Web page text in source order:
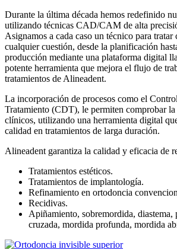
Durante la última década hemos redefinido
utilizando técnicas CAD/CAM de alta
Asignamos a cada caso un técnico para
cualquier cuestión, desde la planificación
producción mediante una plataforma digital
potente herramienta que mejora el flujo de
tratamientos de Alineadent.
La incorporación de procesos como el
Tratamiento (CDT), le permiten comprobar
clínicos, utilizando una herramienta digital
calidad en tratamientos de larga duración.
Alineadent garantiza la calidad y eficacia de
Tratamientos estéticos.
Tratamientos de implantología.
Refinamiento en ortodoncia
Recidivas.
Apiñamiento, sobremordida, diastema,
cruzada, mordida profunda, mordida